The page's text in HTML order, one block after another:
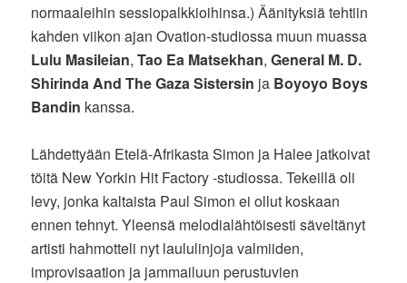
normaaleihin sessiopalkkioihinsa.) Äänityksiä tehtiin
kahden viikon ajan Ovation-studiossa muun muassa
Lulu Masileian,Tao Ea Matsekhan,General M. D.
Shirinda And The Gaza Sistersin ja Boyoyo Boys
Bandin kanssa.
Lähdettyään Etelä-Afrikasta Simon ja Halee jatkoivat
töitä New Yorkin Hit Factory -studiossa. Tekeillä oli
levy, jonka kaltaista Paul Simon ei ollut koskaan
ennen tehnyt. Yleensä melodialähtöisesti säveltänyt
artisti hahmotteli nyt laululinjoja valmiiden,
improvisaation ja jammailuun perustuvien